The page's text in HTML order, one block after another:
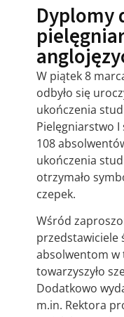
Dyplomy
W piątek 8
odbyło się
ukończenia
Pielęgniarstwo
108
ukończenia
otrzymało
czepek.
Wśród
przedstawiciele
absolwentom w
towarzyszyło
Dodatkowo
m.in. Rektora